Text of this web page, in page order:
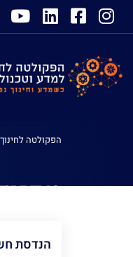
הפקולטה
הנדסת